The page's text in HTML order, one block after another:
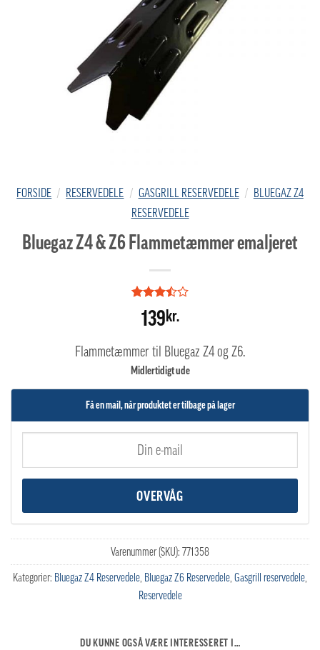
FORSIDE / RESERVEDELE / GASGRILL RESERVEDELE / BLUEGAZ Z4
RESERVEDELE
Bluegaz Z4 & Z6 Flammetæmmer emaljeret
Bedømt
som3.5
på
kundebedømmelser
139kr.
Flammetæmmer til Bluegaz Z4 og Z6.
Midlertidigt ude
Få en mail, når produktet er tilbage på lager
Varenummer (SKU): 771358
Kategorier: Bluegaz Z4 Reservedele Bluegaz Z6 Reservedele Gasgrill reservedele
Reservedele
DU KUNNE OGSÅ VÆRE INTERESSERET I…